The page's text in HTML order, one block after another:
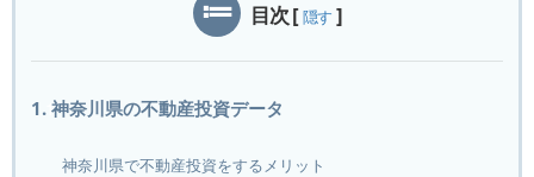
目次[ 隠す ]
1. 神奈川県の不動産投資データ
神奈川県で不動産投資をするメリット